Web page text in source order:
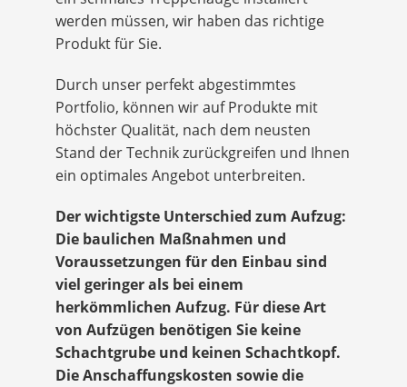
werden müssen, wir haben das richtige
Produkt für Sie.
Durch unser perfekt abgestimmtes
Portfolio, können wir auf Produkte mit
höchster Qualität, nach dem neusten
Stand der Technik zurückgreifen und Ihnen
ein optimales Angebot unterbreiten.
Der wichtigste Unterschied zum Aufzug:
Die baulichen Maßnahmen und
Voraussetzungen für den Einbau sind
viel geringer als bei einem
herkömmlichen Aufzug. Für diese Art
von Aufzügen benötigen Sie keine
Schachtgrube und keinen Schachtkopf.
Die Anschaffungskosten sowie die